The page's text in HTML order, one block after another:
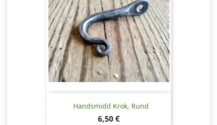
Handsmidd Krok, Rund
Pris
6,50 €